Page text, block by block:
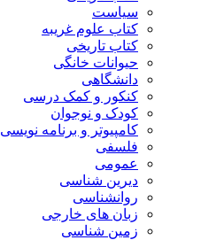
سیاست
کتاب علوم غریبه
کتاب تاریخی
حیوانات خانگی
دانشگاهی
کنکور و کمک‌ درسی
کودک و نوجوان
کامپیوتر و برنامه نویسی
فلسفی
عمومی
دیرین شناسی
روانشناسی
زبان های خارجی
زمین شناسی